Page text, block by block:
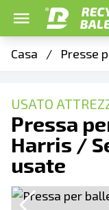
Casa / Presse
USATO
Pressa
Harris /
usate